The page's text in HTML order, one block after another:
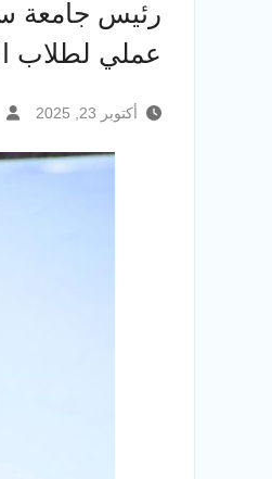
رئيس جامعة
عملي لطلاب
أكتوبر 23, 2025